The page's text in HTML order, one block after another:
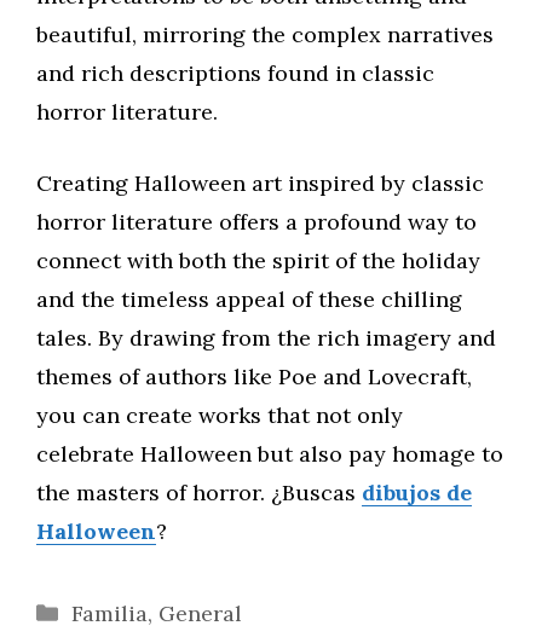
beautiful, mirroring the complex narratives
and rich descriptions found in classic
horror literature.
Creating Halloween art inspired by classic
horror literature offers a profound way to
connect with both the spirit of the holiday
and the timeless appeal of these chilling
tales. By drawing from the rich imagery and
themes of authors like Poe and Lovecraft,
you can create works that not only
celebrate Halloween but also pay homage to
the masters of horror. ¿Buscas dibujos de
Halloween?
Categorías
Familia, General